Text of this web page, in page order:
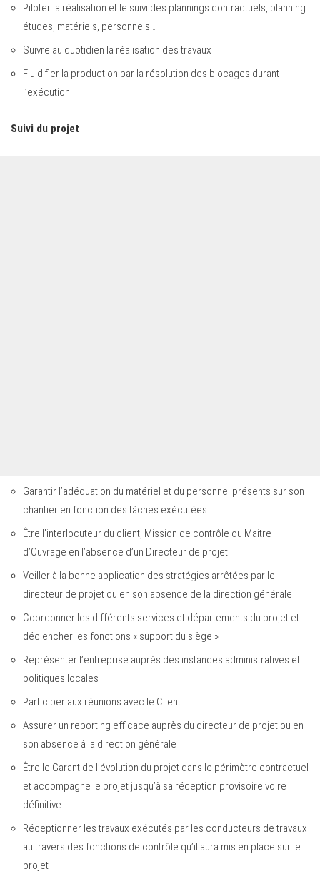
Piloter la réalisation et le suivi des plannings contractuels, planning
études, matériels, personnels…
Suivre au quotidien la réalisation des travaux
Fluidifier la production par la résolution des blocages durant
l’exécution
Suivi du projet
Garantir l’adéquation du matériel et du personnel présents sur son
chantier en fonction des tâches exécutées
Être l’interlocuteur du client, Mission de contrôle ou Maitre
d’Ouvrage en l’absence d’un Directeur de projet
Veiller à la bonne application des stratégies arrêtées par le
directeur de projet ou en son absence de la direction générale
Coordonner les différents services et départements du projet et
déclencher les fonctions « support du siège »
Représenter l’entreprise auprès des instances administratives et
politiques locales
Participer aux réunions avec le Client
Assurer un reporting efficace auprès du directeur de projet ou en
son absence à la direction générale
Être le Garant de l’évolution du projet dans le périmètre contractuel
et accompagne le projet jusqu’à sa réception provisoire voire
définitive
Réceptionner les travaux exécutés par les conducteurs de travaux
au travers des fonctions de contrôle qu’il aura mis en place sur le
projet